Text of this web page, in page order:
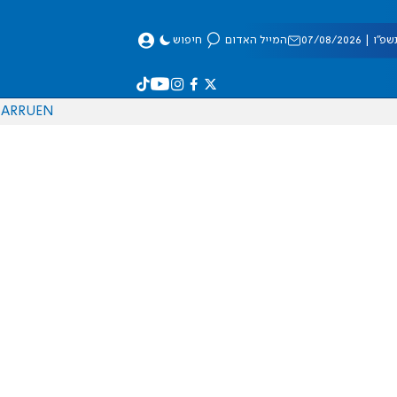
08/2026 המייל האדום חיפוש
EN
RU
AR